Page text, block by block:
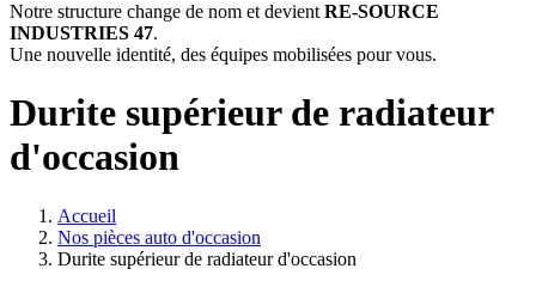
Notre structure change de nom et devient RE-SOURCE
INDUSTRIES 47.
Une nouvelle identité, des équipes mobilisées pour vous.
Durite supérieur de radiateur
d'occasion
Accueil
Nos pièces auto d'occasion
Durite supérieur de radiateur d'occasion